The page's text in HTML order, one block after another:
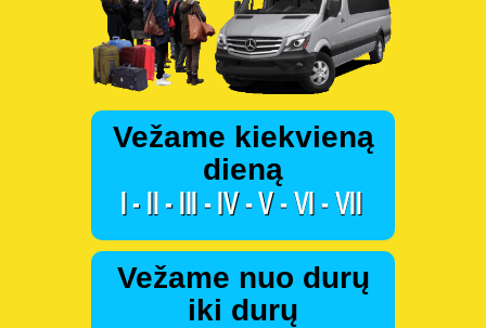
Vežame kiekvieną
dieną
Vežame nuo durų
iki durų